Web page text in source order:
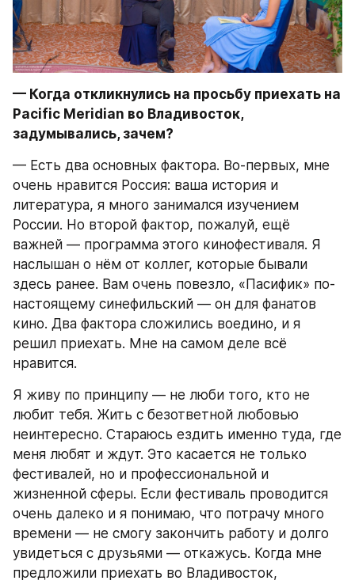
— Когда откликнулись на просьбу приехать на
Pacific Meridian во Владивосток,
задумывались, зачем?
— Есть два основных фактора. Во-первых, мне
очень нравится Россия: ваша история и
литература, я много занимался изучением
России. Но второй фактор, пожалуй, ещё
важней — программа этого кинофестиваля. Я
наслышан о нём от коллег, которые бывали
здесь ранее. Вам очень повезло, «Пасифик» по-
настоящему синефильский — он для фанатов
кино. Два фактора сложились воедино, и я
решил приехать. Мне на самом деле всё
нравится.
Я живу по принципу — не люби того, кто не
любит тебя. Жить с безответной любовью
неинтересно. Стараюсь ездить именно туда, где
меня любят и ждут. Это касается не только
фестивалей, но и профессиональной и
жизненной сферы. Если фестиваль проводится
очень далеко и я понимаю, что потрачу много
времени — не смогу закончить работу и долго
увидеться с друзьями — откажусь. Когда мне
предложили приехать во Владивосток,